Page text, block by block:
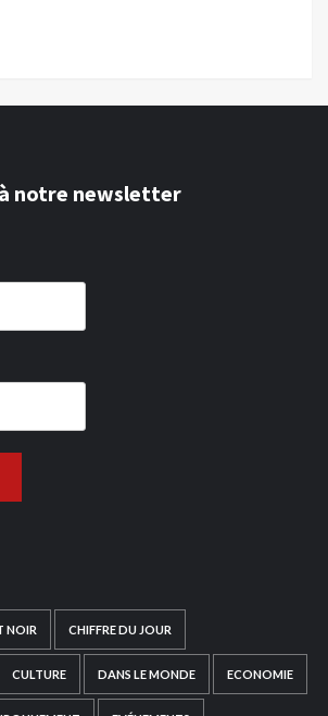
notre newsletter
NOIR CHIFFRE DU JOUR
CULTURE DANS LE MONDE ECONOMIE